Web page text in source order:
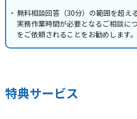
無料相談回答（30分）の範囲を超え
実務作業時間が必要となるご相談に
をご依頼されることをお勧めします。
特典サービス